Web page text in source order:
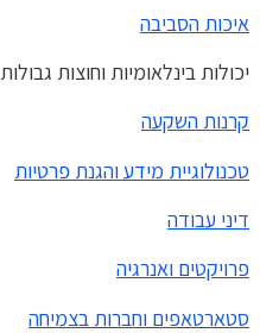
איכות הסביבה
יכולות בינלאומיות וחוצות גבולות
קרנות השקעה
טכנולוגיית מידע והגנת פרטיות
דיני עבודה
פרויקטים ואנרגיה
סטארטאפים וחברות בצמיחה